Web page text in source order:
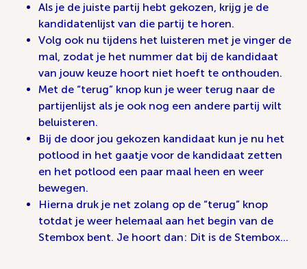
Als je de juiste partij hebt gekozen, krijg je de
kandidatenlijst van die partij te horen.
Volg ook nu tijdens het luisteren met je vinger de
mal, zodat je het nummer dat bij de kandidaat
van jouw keuze hoort niet hoeft te onthouden.
Met de “terug” knop kun je weer terug naar de
partijenlijst als je ook nog een andere partij wilt
beluisteren.
Bij de door jou gekozen kandidaat kun je nu het
potlood in het gaatje voor de kandidaat zetten
en het potlood een paar maal heen en weer
bewegen.
Hierna druk je net zolang op de “terug” knop
totdat je weer helemaal aan het begin van de
Stembox bent. Je hoort dan: Dit is de Stembox…